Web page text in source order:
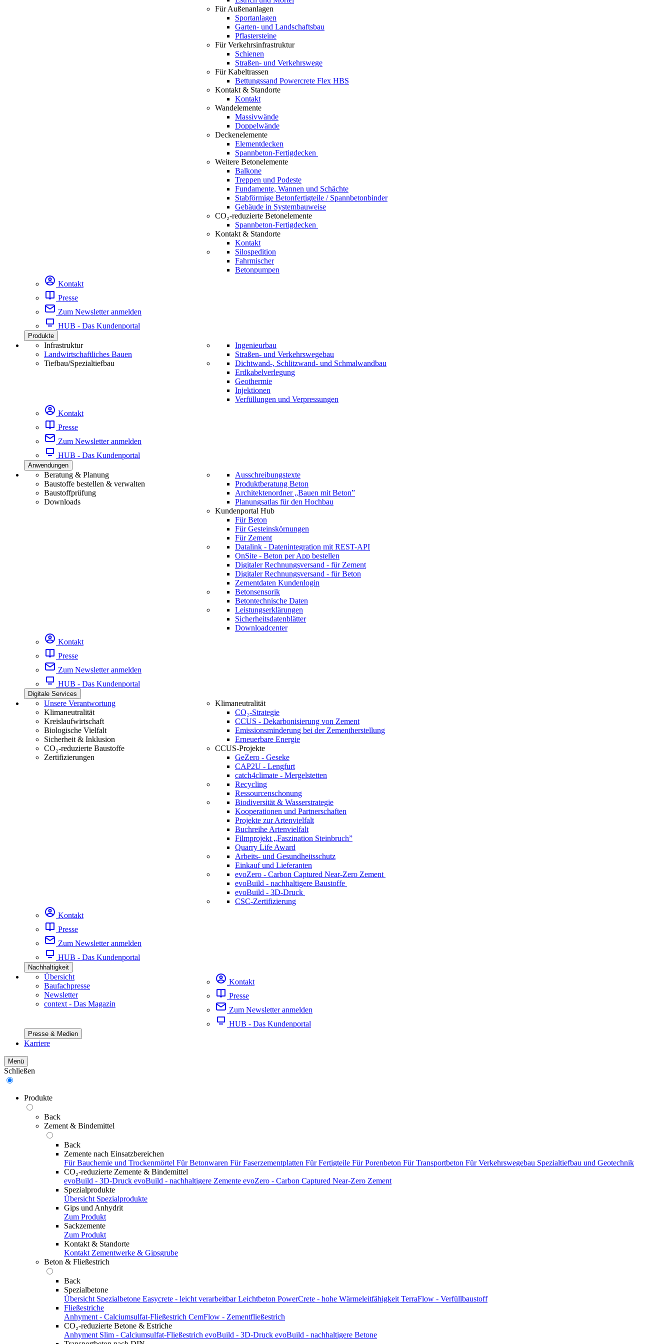
Für Außenanlagen
Sportanlagen
Garten- und Landschaftsbau
Pflastersteine
Für Verkehrsinfrastruktur
Schienen
Straßen- und Verkehrswege
Für Kabeltrassen
Bettungssand Powercrete Flex HBS
Kontakt & Standorte
Kontakt
Wandelemente
Massivwände
Doppelwände
Deckenelemente
Elementdecken
Spannbeton-Fertigdecken
Weitere Betonelemente
Balkone
Treppen und Podeste
Fundamente, Wannen und Schächte
Stabförmige Betonfertigteile / Spannbetonbinder
Gebäude in Systembauweise
CO₂-reduzierte Betonelemente
Spannbeton-Fertigdecken
Kontakt & Standorte
Kontakt
Silospedition
Fahrmischer
Betonpumpen
Kontakt
Presse
Zum Newsletter anmelden
HUB - Das Kundenportal
Produkte
Infrastruktur
Landwirtschaftliches Bauen
Tiefbau/Spezialtiefbau
Ingenieurbau
Straßen- und Verkehrswegebau
Dichtwand-, Schlitzwand- und Schmalwandbau
Erdkabelverlegung
Geothermie
Injektionen
Verfüllungen und Verpressungen
Kontakt
Presse
Zum Newsletter anmelden
HUB - Das Kundenportal
Anwendungen
Beratung & Planung
Baustoffe bestellen & verwalten
Baustoffprüfung
Downloads
Ausschreibungstexte
Produktberatung Beton
Architektenordner „Bauen mit Beton”
Planungsatlas für den Hochbau
Kundenportal Hub
Für Beton
Für Gesteinskörnungen
Für Zement
Datalink - Datenintegration mit REST-API
OnSite - Beton per App bestellen
Digitaler Rechnungsversand - für Zement
Digitaler Rechnungsversand - für Beton
Zementdaten Kundenlogin
Betonsensorik
Betontechnische Daten
Leistungserklärungen
Sicherheitsdatenblätter
Downloadcenter
Kontakt
Presse
Zum Newsletter anmelden
HUB - Das Kundenportal
Digitale Services
Unsere Verantwortung
Klimaneutralität
Kreislaufwirtschaft
Biologische Vielfalt
Sicherheit & Inklusion
CO₂-reduzierte Baustoffe
Zertifizierungen
Klimaneutralität
CO₂-Strategie
CCUS - Dekarbonisierung von Zement
Emissionsminderung bei der Zementherstellung
Erneuerbare Energie
CCUS-Projekte
GeZero - Geseke
CAP2U - Lengfurt
catch4climate - Mergelstetten
Recycling
Ressourcenschonung
Biodiversität & Wasserstrategie
Kooperationen und Partnerschaften
Projekte zur Artenvielfalt
Buchreihe Artenvielfalt
Filmprojekt „Faszination Steinbruch”
Quarry Life Award
Arbeits- und Gesundheitsschutz
Einkauf und Lieferanten
evoZero - Carbon Captured Near-Zero Zement
evoBuild - nachhaltigere Baustoffe
evoBuild - 3D-Druck
CSC-Zertifizierung
Kontakt
Presse
Zum Newsletter anmelden
HUB - Das Kundenportal
Nachhaltigkeit
Übersicht
Baufachpresse
Newsletter
context - Das Magazin
Kontakt
Presse
Zum Newsletter anmelden
HUB - Das Kundenportal
Presse & Medien
Karriere
Menü
Schließen
Produkte
Back
Zement & Bindemittel
Back
Zemente nach Einsatzbereichen
Für Bauchemie und Trockenmörtel Für Betonwaren Für Faserzementplatten Für Fertigteile Für Porenbeton Für Transportbeton Für Verkehrswegebau Spezialtiefbau und Geotechnik
CO₂-reduzierte Zemente & Bindemittel
evoBuild - 3D-Druck evoBuild - nachhaltigere Zemente evoZero - Carbon Captured Near-Zero Zement
Spezialprodukte
Übersicht Spezialprodukte
Gips und Anhydrit
Zum Produkt
Sackzemente
Zum Produkt
Kontakt & Standorte
Kontakt Zementwerke & Gipsgrube
Beton & Fließestrich
Back
Spezialbetone
Übersicht Spezialbetone Easycrete - leicht verarbeitbar Leichtbeton PowerCrete - hohe Wärmeleitfähigkeit TerraFlow - Verfüllbaustoff
Fließestriche
Anhyment - Calciumsulfat-Fließestrich CemFlow - Zementfließestrich
CO₂-reduzierte Betone & Estriche
Anhyment Slim - Calciumsulfat-Fließestrich evoBuild - 3D-Druck evoBuild - nachhaltigere Betone